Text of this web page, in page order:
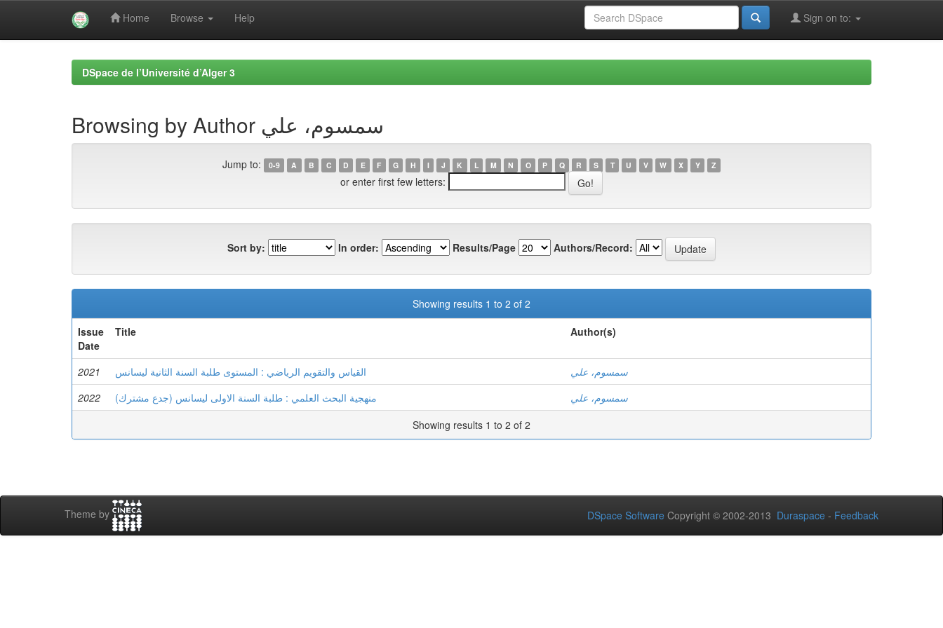
Home Browse Help Sign on to:
DSpace de l’Université d’Alger 3
Browsing by Author سمسوم، علي
Jump to: 0-9 A B C D E F G H I J K L M N O P Q R S T U V W X Y Z
or enter first few letters:
Sort by: In order: Results/Page Authors/Record:
Showing results 1 to 2 of 2
Issue
Date
Title Author(s)
2021 القياس والتقويم الرياضي : المستوى طلبة السنة الثانية ليسانس
سمسوم، علي
2022
منهجية البحث العلمي : طلبة السنة الاولى ليسانس (جدع مشترك)
سمسوم، علي
Showing results 1 to 2 of 2
Theme by DSpace Software Copyright © 2002-2013 Duraspace - Feedback